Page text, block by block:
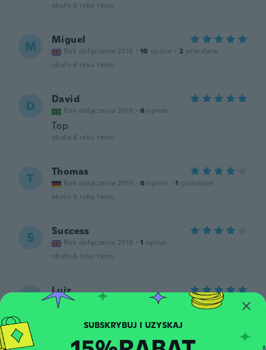
około 6 roku temu
M Miguel
Rok dołączenia 2016 · 10 opinie · 2 przesłane
około 6 roku temu
D David
Rok dołączenia 2019 · 6 opinie
Top
około 6 roku temu
T Thomas
Rok dołączenia 2019 · 6 opinie · 1 przesłane
około 6 roku temu
S Success
Rok dołączenia 2016 · 1 opinie
około 6 roku temu
L Luiz
Rok dołączenia 2019 opinie przesłane
około 6 roku temu